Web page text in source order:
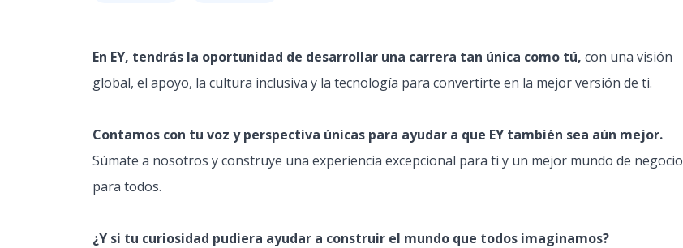
En EY, tendrás la oportunidad de desarrollar una carrera tan única como tú, con una visión
global, el apoyo, la cultura inclusiva y la tecnología para convertirte en la mejor versión de ti.
Contamos con tu voz y perspectiva únicas para ayudar a que EY también sea aún mejor.
Súmate a nosotros y construye una experiencia excepcional para ti y un mejor mundo de negocio
para todos.
¿Y si tu curiosidad pudiera ayudar a construir el mundo que todos imaginamos?